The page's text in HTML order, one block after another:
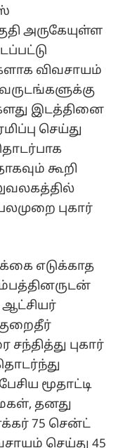
அருகேயுள்ள
விவசாயம்
இடத்தினை
செய்து
கூறி
புகார்
எடுக்காத
ஆட்சியர்
புகார்
மூதாட்டி
தனது
75 சென்ட்
செய்து 45